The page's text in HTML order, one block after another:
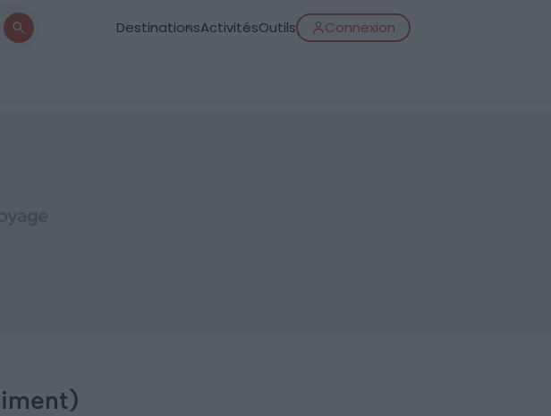
DestinationsActivitésOutils Connexion